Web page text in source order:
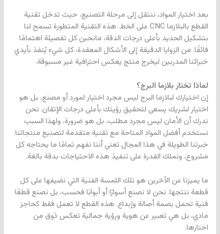
بعد اختيار المواد، ننتقل إلى مرحلة التصنيع، حيث تدخل تقنية
القطع بالبلازما CNC على الخط. هذه التقنية المتطورة تسمح لنا
بتشكيل الحديد بأعلى درجات الدقة، مانحين كل تفصيلة اهتمامًا
فائقًا. من الزوايا الدقيقة إلى الأشكال المعقدة، كل شيء يُنفذ بأيدي
خبرائنا المدربين ليخرج منتج يعكس احترافية غير مسبوقة.
لماذا تختار بلازما البرج؟
إن اختيارك لبلازما البرج ليس مجرد اختيار لمورد أو مصنع، بل هو
اختيار لشريك يسعى لتحقيق رؤيتك بأعلى درجات الإتقان. نحن
ندرك أن الأمان ليس مجرد مطلب، بل هو ضرورة، ولهذا السبب
نستخدم أفضل المواد المتاحة مع تقنية متقدمة لتصنيع منتجاتنا.
خبرتنا الطويلة في هذا المجال تعني أننا نفهم تمامًا ما يحتاجه كل
مشروع، ونملك القدرة على تنفيذ هذه الاحتياجات بدقة بالغة.
ما يميزنا عن الآخرين هو تلك اللمسة الفنية التي نضيفها على كل
قطعة ننتجها. نحن لا نصنع أسوارًا أو أبوابًا فحسب، بل نصنع قطعًا
فنية تحمل بصمة أصالة وإبداع. هذه القطع لا تعمل فقط كحاجز
مادي، بل هي تعبير عن هوية ورؤية جمالية تعكس ذوق من
اختارها.